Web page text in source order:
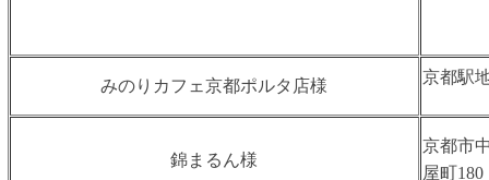
みのりカフェ京都ポルタ店様 京都駅
錦まるん様
京都市
屋町180